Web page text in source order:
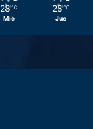
28 ℃
Mié
28 ℃
Jue